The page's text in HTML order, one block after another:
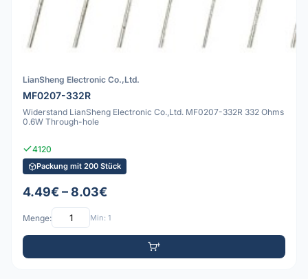
LianSheng Electronic Co.,Ltd.
MF0207-332R
Widerstand LianSheng Electronic Co.,Ltd. MF0207-332R 332 Ohms
0.6W Through-hole
4120
Packung mit 200 Stück
4.49€ – 8.03€
Menge: Min: 1